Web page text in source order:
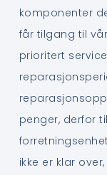
komponenter
får tilgang til
prioritert
penger, derfor
ikke er klar